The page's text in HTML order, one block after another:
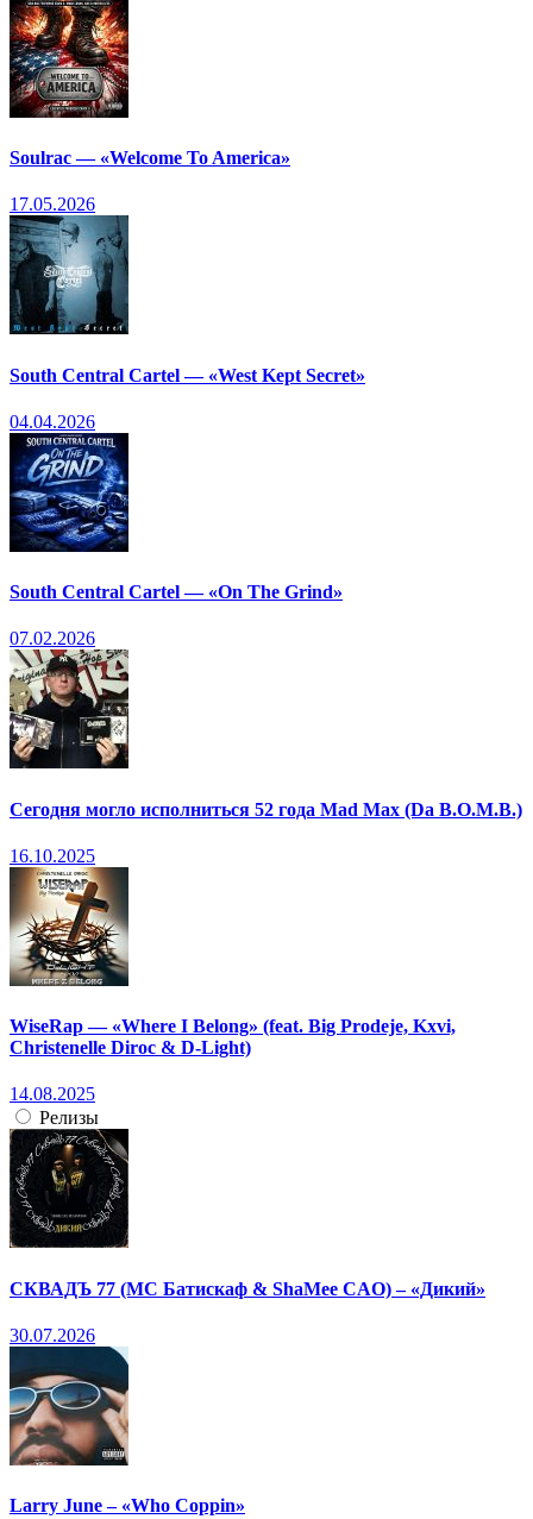
Soulrac — «Welcome To America»
17.05.2026
South Central Cartel — «West Kept Secret»
04.04.2026
South Central Cartel — «On The Grind»
07.02.2026
Сегодня могло исполниться 52 года Mad Max (Da B.O.M.B.)
16.10.2025
WiseRap — «Where I Belong» (feat. Big Prodeje, Kxvi,
Christenelle Diroc & D-Light)
14.08.2025
Релизы
СКВАДЪ 77 (МС Батискаф & ShaMee CAO) – «Дикий»
30.07.2026
Larry June – «Who Coppin»